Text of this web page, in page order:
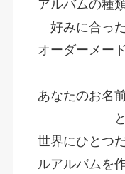
アルバムの種
好みに合っ
オーダーメー
あなたのお名
世界にひとつ
ルアルバムを